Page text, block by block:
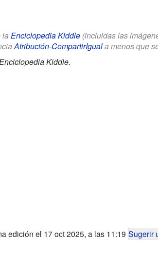
la Enciclopedia Kiddle(incluidas las
Atribución-CompartirIguala menos que
Enciclopedia Kiddle.
edición el 17 oct 2025, a las 11:19 Sugerir